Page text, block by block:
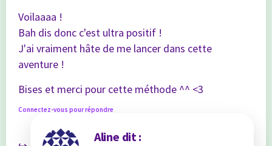
Voilaaaa !
Bah dis donc c'est ultra positif !
J'ai vraiment hâte de me lancer dans cette
aventure !
Bises et merci pour cette méthode ^^ <3
Connectez-vous pour répondre
Aline dit :